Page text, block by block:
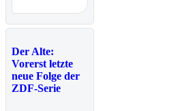
Der Alte:
Vorerst letzte
neue Folge der
ZDF-Serie